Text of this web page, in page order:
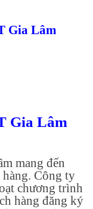
Gia Lâm
Gia Lâm
mang đến
Công ty
chương trình
hàng đăng ký